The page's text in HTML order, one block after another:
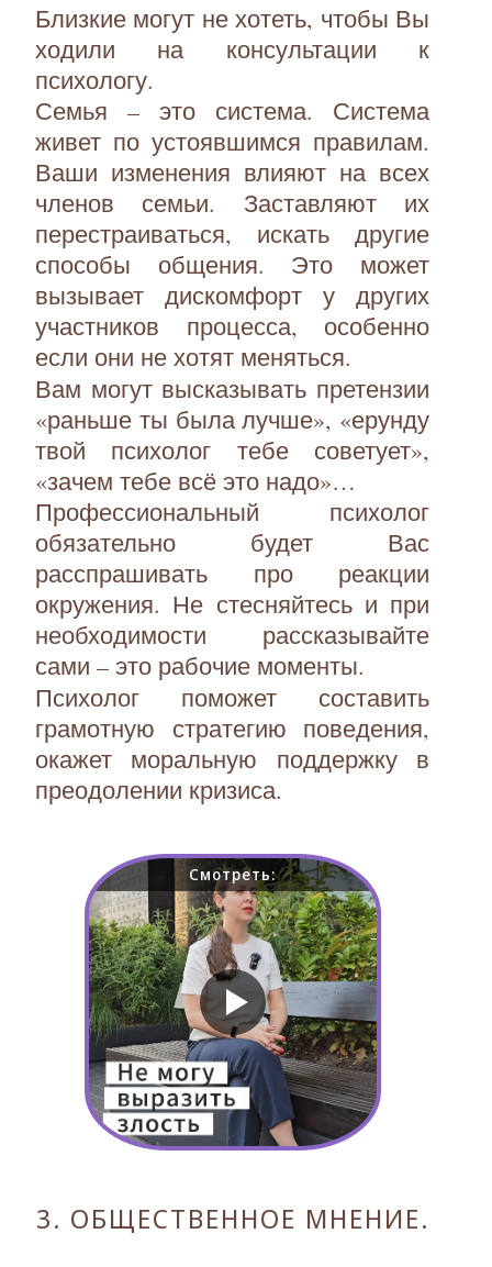
Близкие могут не хотеть, чтобы Вы
ходили на консультации к
психологу.
Семья – это система. Система
живет по устоявшимся правилам.
Ваши изменения влияют на всех
членов семьи. Заставляют их
перестраиваться, искать другие
способы общения. Это может
вызывает дискомфорт у других
участников процесса, особенно
если они не хотят меняться.
Вам могут высказывать претензии
«раньше ты была лучше», «ерунду
твой психолог тебе советует»,
«зачем тебе всё это надо»…
Профессиональный психолог
обязательно будет Вас
расспрашивать про реакции
окружения. Не стесняйтесь и при
необходимости рассказывайте
сами – это рабочие моменты.
Психолог поможет составить
грамотную стратегию поведения,
окажет моральную поддержку в
преодолении кризиса.
Смотреть:
3. ОБЩЕСТВЕННОЕ МНЕНИЕ.